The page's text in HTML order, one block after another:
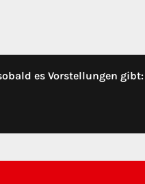
es Vorstellungen gibt: